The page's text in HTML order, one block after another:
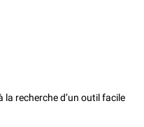
la recherche d’un outil facile